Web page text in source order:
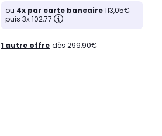
ou 4x par carte bancaire113,05€
puis 3x 102,77
1 autre offre dès 299,90€